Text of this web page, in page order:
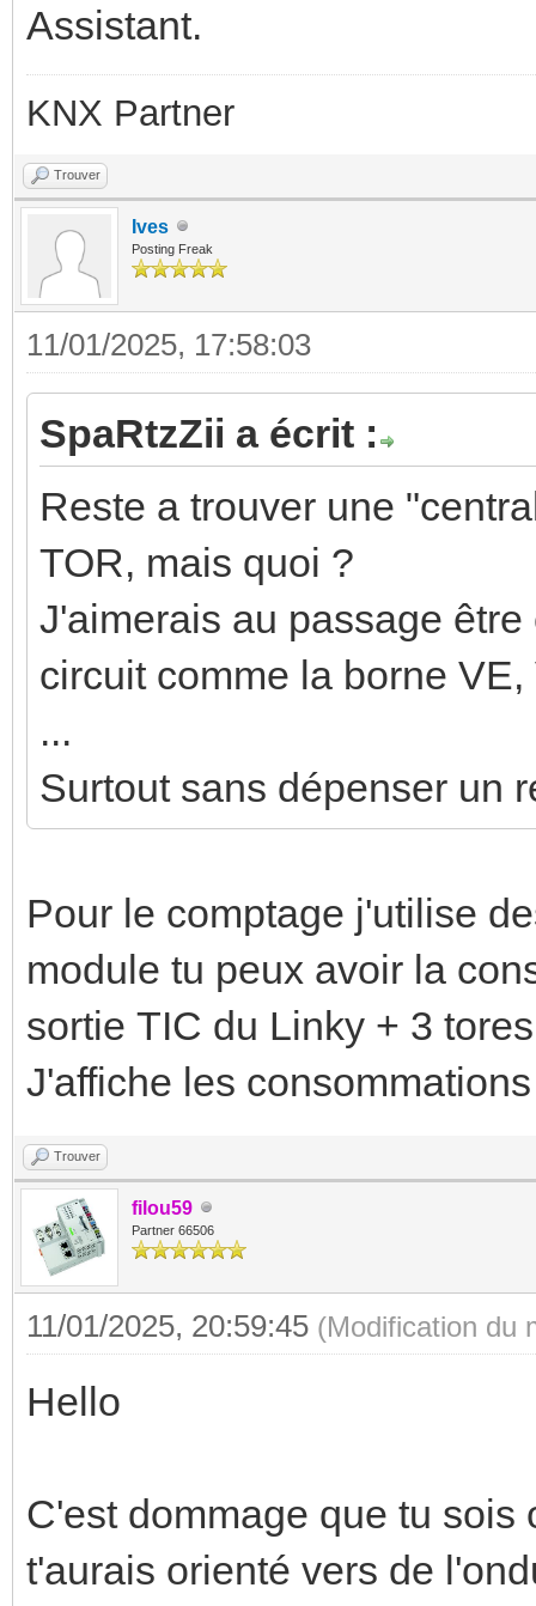
Assistant.
KNX Partner
Trouver
Ives
Posting Freak
11/01/2025, 17:58:03
SpaRtzZii a écrit :
Reste a trouver une
TOR, mais quoi ?
J'aimerais au passage
circuit comme la borne
...
Surtout sans dépenser un
Pour le comptage j'utilise
module tu peux avoir la
sortie TIC du Linky + 3
J'affiche les
Trouver
filou59
Partner 66506
11/01/2025, 20:59:45 (Modification du
Hello
C'est dommage que tu
t'aurais orienté vers de